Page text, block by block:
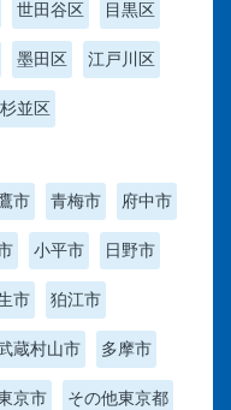
世田谷区 目黒区
墨田区 江戸川区
杉並区
市 青梅市 府中市
小平市 日野市
市 狛江市
蔵村山市 多摩市
京市 その他東京都